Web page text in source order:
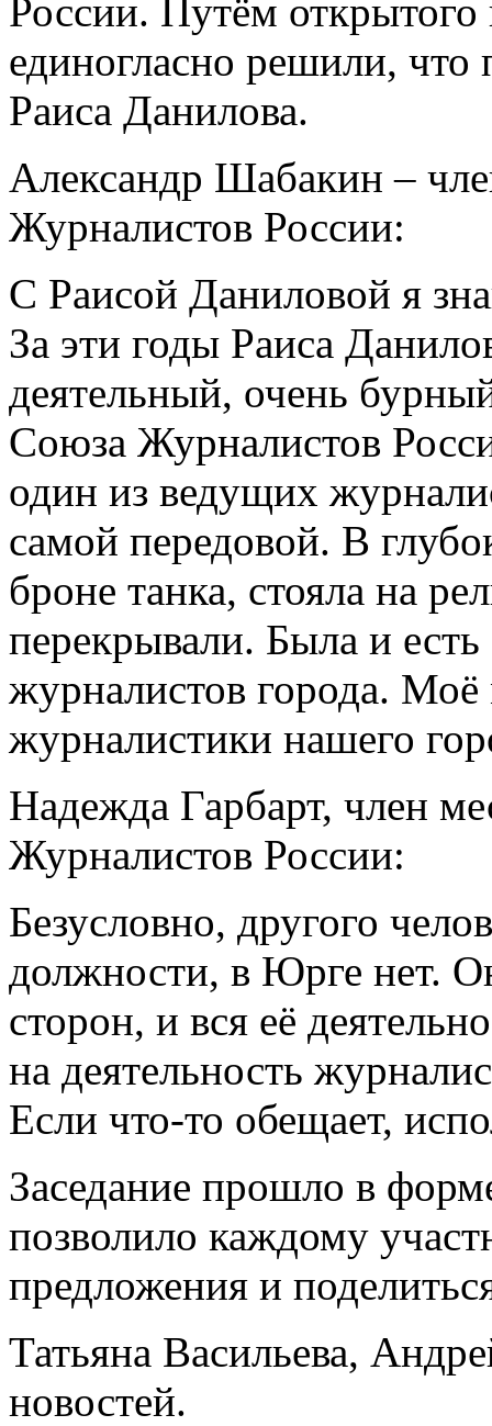
России. Путём открытого
единогласно решили, что
Раиса Данилова.
Александр Шабакин –
Журналистов России:
С Раисой Даниловой я
За эти годы Раиса
деятельный, очень
Союза Журналистов
один из ведущих
самой передовой. В
броне танка, стояла на
перекрывали. Была и
журналистов города.
журналистики нашего
Надежда Гарбарт, член
Журналистов России:
Безусловно, другого
должности, в Юрге нет.
сторон, и вся её
на деятельность
Если что-то обещает,
Заседание прошло в
позволило каждому
предложения и
Татьяна Васильева,
новостей.